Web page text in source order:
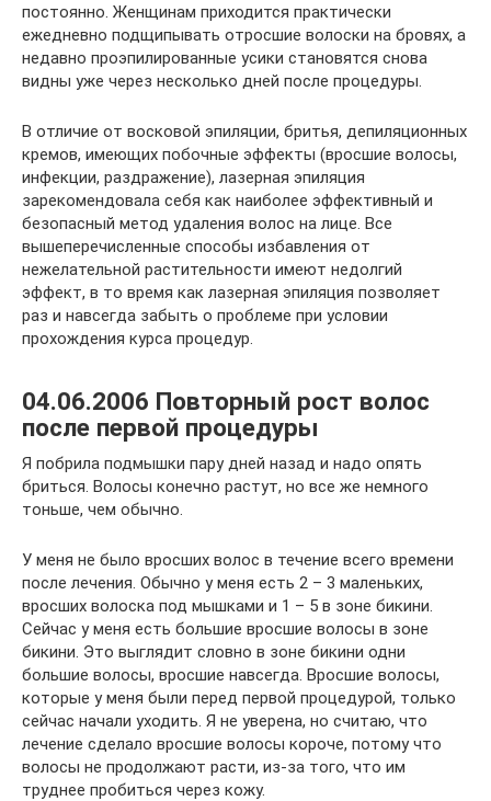
постоянно. Женщинам приходится практически
ежедневно подщипывать отросшие волоски на бровях, а
недавно проэпилированные усики становятся снова
видны уже через несколько дней после процедуры.
В отличие от восковой эпиляции, бритья, депиляционных
кремов, имеющих побочные эффекты (вросшие волосы,
инфекции, раздражение), лазерная эпиляция
зарекомендовала себя как наиболее эффективный и
безопасный метод удаления волос на лице. Все
вышеперечисленные способы избавления от
нежелательной растительности имеют недолгий
эффект, в то время как лазерная эпиляция позволяет
раз и навсегда забыть о проблеме при условии
прохождения курса процедур.
04.06.2006 Повторный рост волос
после первой процедуры
Я побрила подмышки пару дней назад и надо опять
бриться. Волосы конечно растут, но все же немного
тоньше, чем обычно.
У меня не было вросших волос в течение всего времени
после лечения. Обычно у меня есть 2 – 3 маленьких,
вросших волоска под мышками и 1 – 5 в зоне бикини.
Сейчас у меня есть большие вросшие волосы в зоне
бикини. Это выглядит словно в зоне бикини одни
большие волосы, вросшие навсегда. Вросшие волосы,
которые у меня были перед первой процедурой, только
сейчас начали уходить. Я не уверена, но считаю, что
лечение сделало вросшие волосы короче, потому что
волосы не продолжают расти, из-за того, что им
труднее пробиться через кожу.